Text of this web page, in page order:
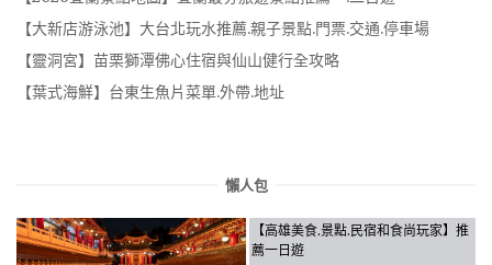
【大新店游泳池】大台北玩水推薦.親子景點.門票.交通.停車場
【靈洞宮】苗栗獅潭佛心住宿與仙山健行全攻略
【葉式海鮮】台東生魚片菜單.外帶.地址
懶人包
【高雄美食.景點.民宿和食尚玩家】推
薦一日遊